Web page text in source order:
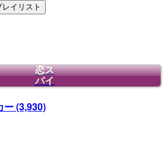
レイリスト
恋ス
パイ
ー(3,930)